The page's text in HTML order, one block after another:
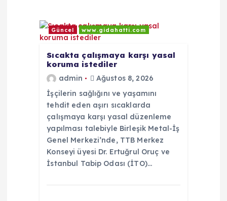
Güncel www.gidahatti.com
Sıcakta çalışmaya karşı yasal
koruma istediler
admin
Ağustos 8, 2026
İşçilerin sağlığını ve yaşamını
tehdit eden aşırı sıcaklarda
çalışmaya karşı yasal düzenleme
yapılması talebiyle Birleşik Metal-İş
Genel Merkezi’nde, TTB Merkez
Konseyi üyesi Dr. Ertuğrul Oruç ve
İstanbul Tabip Odası (İTO)…